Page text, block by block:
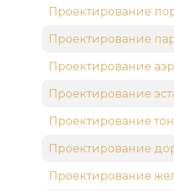
Проектирование
Проектирование
Проектирование
Проектирование
Проектирование
Проектирование
Проектирование